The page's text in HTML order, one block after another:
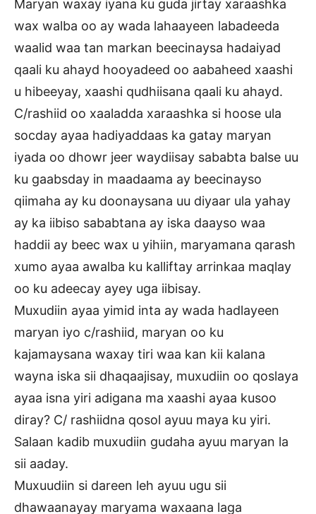
Maryan waxay iyana ku guda jirtay xaraashka
wax walba oo ay wada lahaayeen labadeeda
waalid waa tan markan beecinaysa hadaiyad
qaali ku ahayd hooyadeed oo aabaheed xaashi
u hibeeyay, xaashi qudhiisana qaali ku ahayd.
C/rashiid oo xaaladda xaraashka si hoose ula
socday ayaa hadiyaddaas ka gatay maryan
iyada oo dhowr jeer waydiisay sababta balse uu
ku gaabsday in maadaama ay beecinayso
qiimaha ay ku doonaysana uu diyaar ula yahay
ay ka iibiso sababtana ay iska daayso waa
haddii ay beec wax u yihiin, maryamana qarash
xumo ayaa awalba ku kalliftay arrinkaa maqlay
oo ku adeecay ayey uga iibisay.
Muxudiin ayaa yimid inta ay wada hadlayeen
maryan iyo c/rashiid, maryan oo ku
kajamaysana waxay tiri waa kan kii kalana
wayna iska sii dhaqaajisay, muxudiin oo qoslaya
ayaa isna yiri adigana ma xaashi ayaa kusoo
diray? C/ rashiidna qosol ayuu maya ku yiri.
Salaan kadib muxudiin gudaha ayuu maryan la
sii aaday.
Muxuudiin si dareen leh ayuu ugu sii
dhawaanayay maryama waxaana laga